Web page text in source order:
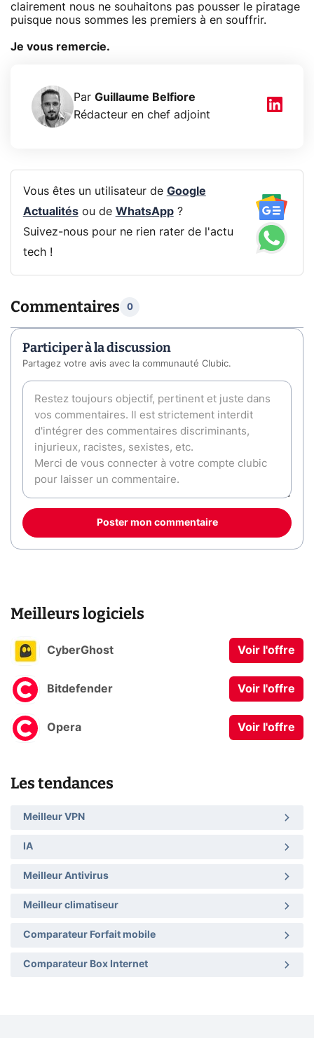
clairement nous ne souhaitons pas pousser le piratage
puisque nous sommes les premiers à en souffrir.
Je vous remercie.
Par Guillaume Belfiore
Rédacteur en chef adjoint
Vous êtes un utilisateur de Google
Actualitésou de WhatsApp?
Suivez-nous pour ne rien rater de l'actu
tech !
Commentaires 0
Participer à la discussion
Partagez votre avis avec la communauté Clubic.
Poster mon commentaire
Meilleurs logiciels
CyberGhost Voir l'offre
Bitdefender Voir l'offre
Opera Voir l'offre
Les tendances
Meilleur VPN
IA
Meilleur Antivirus
Meilleur climatiseur
Comparateur Forfait mobile
Comparateur Box Internet